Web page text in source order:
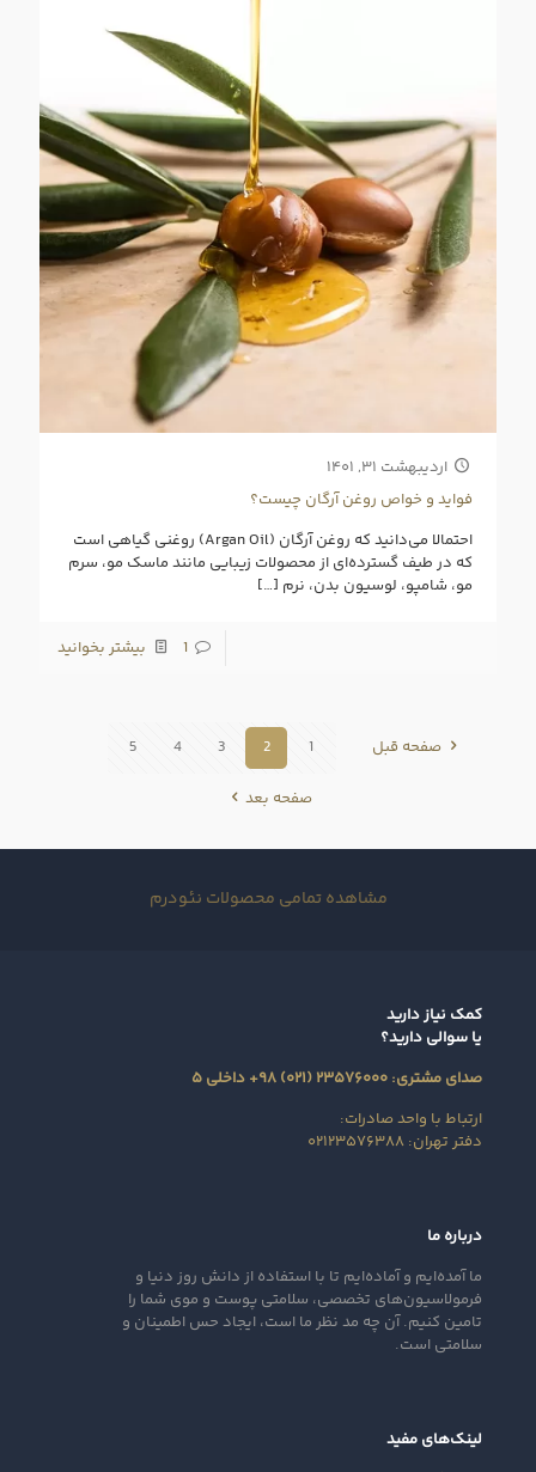
اردیبهشت ۳۱, ۱۴۰۱
فواید و خواص روغن آرگان چیست؟
احتمالا می‌دانید که روغن آرگان (Argan Oil) روغنی گیاهی است
که در طیف گسترده‌ای از محصولات زیبایی مانند ماسک مو، سرم
مو، شامپو، لوسیون بدن، نرم […]
1 بیشتر بخوانید
صفحه قبل 1
2
3
4
5
صفحه بعد
مشاهده تمامی محصولات نئودرم
کمک نیاز دارید
یا سوالی دارید؟
صدای مشتری: ۲۳۵۷۶۰۰۰ (۰۲۱) ۹۸+ داخلی ۵
ارتباط با واحد صادرات:
دفتر تهران: ۰۲۱۲۳۵۷۶۳۸۸
درباره ما
ما آمده‌ایم و آماده‌ایم تا با استفاده از دانش روز دنیا و
فرمولاسیون‌های تخصصی، سلامتی پوست و موی شما را
تامین کنیم. آن‌ چه مد نظر ما است، ایجاد حس اطمینان و
سلامتی است.
لینک‌های مفید